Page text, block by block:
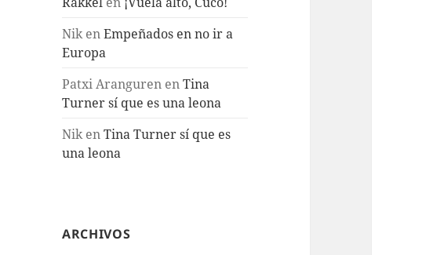
NikenEmpeñados en no ir a
Europa
Patxi Aranguren enTina
Turner sí que es una leona
NikenTina Turner sí que es
una leona
ARCHIVOS